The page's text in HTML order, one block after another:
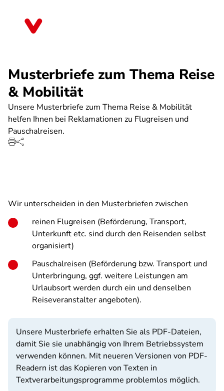
Musterbriefe zum Thema Reise
& Mobilität
Unsere Musterbriefe zum Thema Reise & Mobilität
helfen Ihnen bei Reklamationen zu Flugreisen und
Pauschalreisen.
Wir unterscheiden in den Musterbriefen zwischen
reinen Flugreisen (Beförderung, Transport,
Unterkunft etc. sind durch den Reisenden selbst
organisiert)
Pauschalreisen (Beförderung bzw. Transport und
Unterbringung, ggf. weitere Leistungen am
Urlaubsort werden durch ein und denselben
Reiseveranstalter angeboten).
Unsere Musterbriefe erhalten Sie als PDF-Dateien,
damit Sie sie unabhängig von Ihrem Betriebssystem
verwenden können. Mit neueren Versionen von PDF-
Readern ist das Kopieren von Texten in
Textverarbeitungsprogramme problemlos möglich.